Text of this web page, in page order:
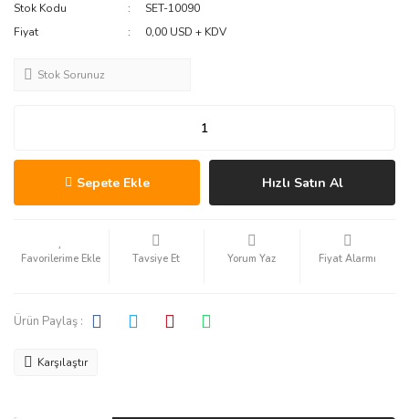
Stok Kodu
SET-10090
Fiyat
0,00 USD + KDV
Stok Sorunuz
Sepete Ekle Hızlı Satın Al
Tavsiye Et Yorum Yaz Fiyat Alarmı
Ürün Paylaş :
Karşılaştır